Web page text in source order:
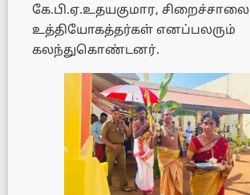
கே.பி.ஏ.உதயகுமார, சிறைச்சாலை
உத்தியோகத்தர்கள் எனப்பலரும்
கலந்துகொண்டனர்.